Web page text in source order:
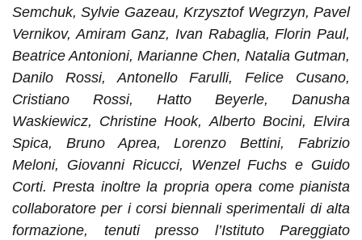
Semchuk, Sylvie Gazeau, Krzysztof Wegrzyn, Pavel
Vernikov, Amiram Ganz, Ivan Rabaglia, Florin Paul,
Beatrice Antonioni, Marianne Chen, Natalia Gutman,
Danilo Rossi, Antonello Farulli, Felice Cusano,
Cristiano Rossi, Hatto Beyerle, Danusha
Waskiewicz, Christine Hook, Alberto Bocini, Elvira
Spica, Bruno Aprea, Lorenzo Bettini, Fabrizio
Meloni, Giovanni Ricucci, Wenzel Fuchs e Guido
Corti. Presta inoltre la propria opera come pianista
collaboratore per i corsi biennali sperimentali di alta
formazione, tenuti presso l’Istituto Pareggiato